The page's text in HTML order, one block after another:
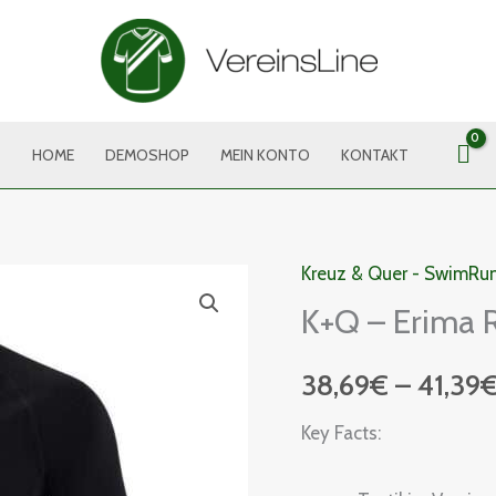
HOME DEMOSHOP MEIN KONTO KONTAKT
Kreuz & Quer -
K+Q – Erima
38,69€ –41,39
Key Facts:
K+Q
-
Racing